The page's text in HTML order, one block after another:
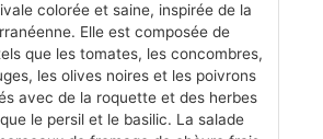
colorée et saine, inspirée de la
Elle est composée de
que les tomates, les concombres,
les olives noires et les poivrons
avec de la roquette et des herbes
le persil et le basilic. La salade